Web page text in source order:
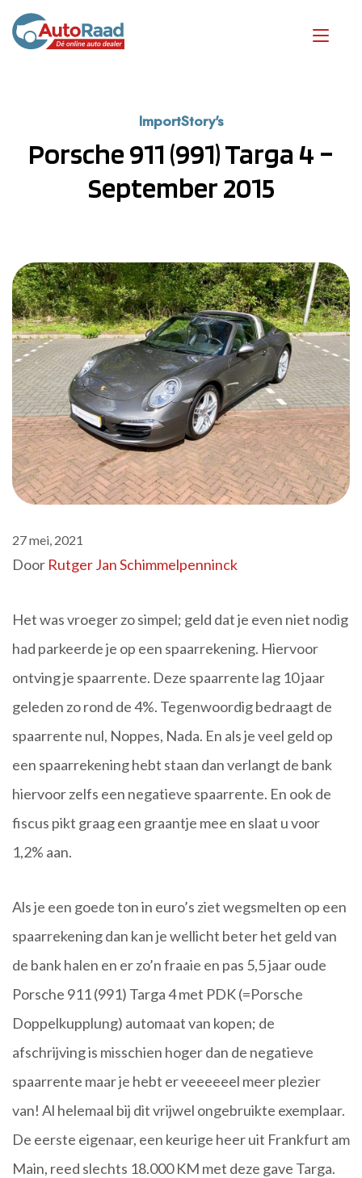
ImportStory's
Porsche 911 (991) Targa 4 –
September 2015
27 mei, 2021
Door Rutger Jan Schimmelpenninck
Het was vroeger zo simpel; geld dat je even niet nodig
had parkeerde je op een spaarrekening. Hiervoor
ontving je spaarrente. Deze spaarrente lag 10 jaar
geleden zo rond de 4%. Tegenwoordig bedraagt de
spaarrente nul, Noppes, Nada. En als je veel geld op
een spaarrekening hebt staan dan verlangt de bank
hiervoor zelfs een negatieve spaarrente. En ook de
fiscus pikt graag een graantje mee en slaat u voor
1,2% aan.
Als je een goede ton in euro’s ziet wegsmelten op een
spaarrekening dan kan je wellicht beter het geld van
de bank halen en er zo’n fraaie en pas 5,5 jaar oude
Porsche 911 (991) Targa 4 met PDK (=Porsche
Doppelkupplung) automaat van kopen; de
afschrijving is misschien hoger dan de negatieve
spaarrente maar je hebt er veeeeeel meer plezier
van! Al helemaal bij dit vrijwel ongebruikte exemplaar.
De eerste eigenaar, een keurige heer uit Frankfurt am
Main, reed slechts 18.000 KM met deze gave Targa.